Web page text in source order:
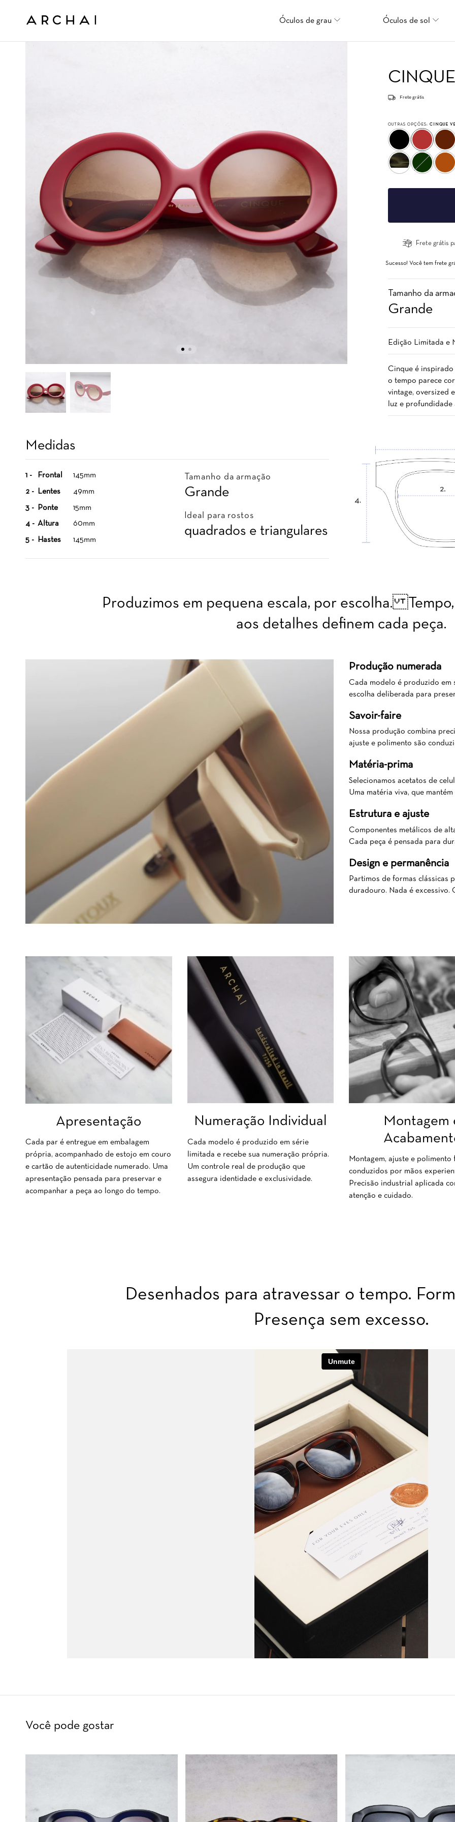
Óculos de grau Óculos de sol
Frete grátis
OUTRAS OPÇÕES:CINQUE
Frete grátis
Sucesso! Você tem frete
Tamanho da
Grande
Edição Limitada e
Cinque é inspirado
o tempo parece
vintage, oversized
luz e
Medidas
1 - Frontal 145mm
2 - Lentes 49mm
3 - Ponte 15mm
4 - Altura 60mm
5 - Hastes 145mm
Tamanho da armação
Grande
Ideal para rostos
quadrados e triangulares
Produzimos em pequena escala, por escolha.
aos detalhes definem cada peça.
Produção numerada
Cada modelo é produzido em
escolha deliberada para
Savoir-faire
Nossa produção combina
ajuste e polimento são
Matéria-prima
Selecionamos acetatos de
Uma matéria viva, que
Estrutura e ajuste
Componentes metálicos de
Cada peça é pensada para
Design e permanência
Partimos de formas clássicas
duradouro. Nada é excessivo.
Apresentação
Cada par é entregue em embalagem
própria, acompanhado de estojo em couro
e cartão de autenticidade numerado. Uma
apresentação pensada para preservar e
acompanhar a peça ao longo do tempo.
Numeração Individual
Cada modelo é produzido em série
limitada e recebe sua numeração própria.
Um controle real de produção que
assegura identidade e exclusividade.
Montagem
Montagem, ajuste e polimento
conduzidos por mãos
Precisão industrial aplicada
atenção e cuidado.
Desenhados para atravessar o tempo.
Presença sem excesso.
Você pode gostar